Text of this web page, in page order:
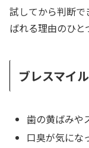
試してから判断
ばれる理由のひと
ブレスマイ
歯の黄ばみや
口臭が気にな